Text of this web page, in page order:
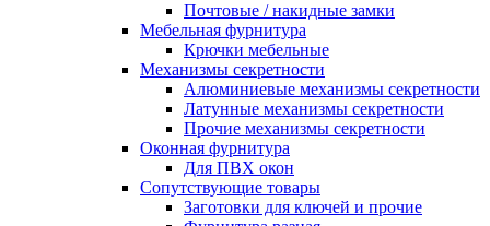
Почтовые / накидные замки
Мебельная фурнитура
Крючки мебельные
Механизмы секретности
Алюминиевые механизмы секретности
Латунные механизмы секретности
Прочие механизмы секретности
Оконная фурнитура
Для ПВХ окон
Сопутствующие товары
Заготовки для ключей и прочие